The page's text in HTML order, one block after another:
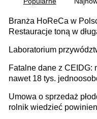
Branża HoReCa w
Restauracje toną w
Laboratorium
Fatalne dane z CEIDG:
nawet 18 tys.
Umowa o sprzedaż
rolnik wiedzieć powinien